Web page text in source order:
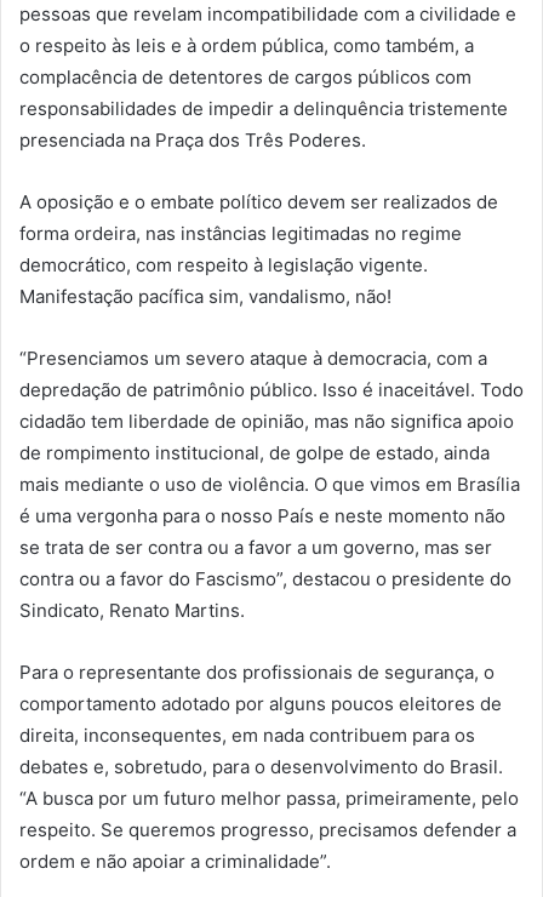
pessoas que revelam incompatibilidade com a civilidade e
o respeito às leis e à ordem pública, como também, a
complacência de detentores de cargos públicos com
responsabilidades de impedir a delinquência tristemente
presenciada na Praça dos Três Poderes.
A oposição e o embate político devem ser realizados de
forma ordeira, nas instâncias legitimadas no regime
democrático, com respeito à legislação vigente.
Manifestação pacífica sim, vandalismo, não!
“Presenciamos um severo ataque à democracia, com a
depredação de patrimônio público. Isso é inaceitável. Todo
cidadão tem liberdade de opinião, mas não significa apoio
de rompimento institucional, de golpe de estado, ainda
mais mediante o uso de violência. O que vimos em Brasília
é uma vergonha para o nosso País e neste momento não
se trata de ser contra ou a favor a um governo, mas ser
contra ou a favor do Fascismo”, destacou o presidente do
Sindicato, Renato Martins.
Para o representante dos profissionais de segurança, o
comportamento adotado por alguns poucos eleitores de
direita, inconsequentes, em nada contribuem para os
debates e, sobretudo, para o desenvolvimento do Brasil.
“A busca por um futuro melhor passa, primeiramente, pelo
respeito. Se queremos progresso, precisamos defender a
ordem e não apoiar a criminalidade”.